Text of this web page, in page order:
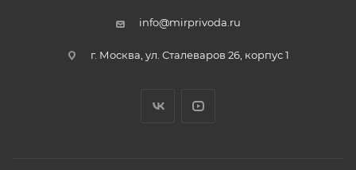
info@mirprivoda.ru
г. Москва, ул. Сталеваров 26, корпус 1